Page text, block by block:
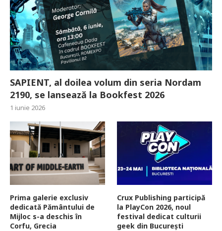
SAPIENT, al doilea volum din seria Nordam
2190, se lansează la Bookfest 2026
1 iunie 2026
Prima galerie exclusiv
dedicată Pământului de
Mijloc s-a deschis în
Corfu, Grecia
Crux Publishing participă
la PlayCon 2026, noul
festival dedicat culturii
geek din București